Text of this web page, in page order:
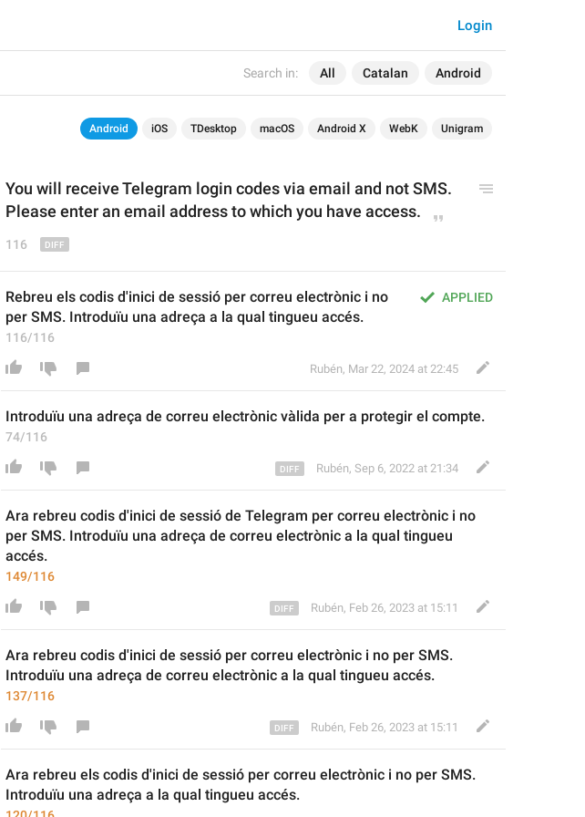
Search in: All Catalan Android
Login
Android iOS TDesktop macOS Android X WebK Unigram
You will receive Telegram login codes via email and not SMS.
Please enter an email address to which you have access.
116
APPLIED
Rebreu els codis d'inici de sessió per correu electrònic i no
per SMS. Introduïu una adreça a la qual tingueu accés.
116/116
Rubén, Mar 22, 2024 at 22:45
Introduïu una adreça de correu electrònic vàlida per a protegir el compte.
74/116
Rubén, Sep 6, 2022 at 21:34
Ara rebreu codis d'inici de sessió de Telegram per correu electrònic i no
per SMS. Introduïu una adreça de correu electrònic a la qual tingueu
accés.
149/116
Rubén, Feb 26, 2023 at 15:11
Ara rebreu codis d'inici de sessió per correu electrònic i no per SMS.
Introduïu una adreça de correu electrònic a la qual tingueu accés.
137/116
Rubén, Feb 26, 2023 at 15:11
Ara rebreu els codis d'inici de sessió per correu electrònic i no per SMS.
Introduïu una adreça a la qual tingueu accés.